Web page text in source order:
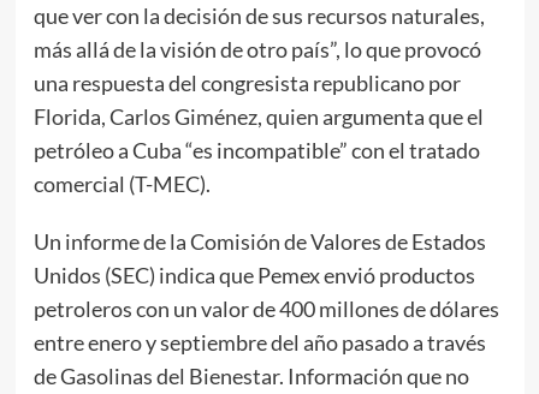
que ver con la decisión de sus recursos naturales,
más allá de la visión de otro país”, lo que provocó
una respuesta del congresista republicano por
Florida, Carlos Giménez, quien argumenta que el
petróleo a Cuba “es incompatible” con el tratado
comercial (T-MEC).
Un informe de la Comisión de Valores de Estados
Unidos (SEC) indica que Pemex envió productos
petroleros con un valor de 400 millones de dólares
entre enero y septiembre del año pasado a través
de Gasolinas del Bienestar. Información que no